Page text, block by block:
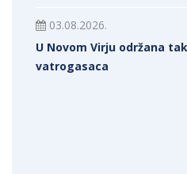
03.08.2026.
U Novom Virju održana
vatrogasaca